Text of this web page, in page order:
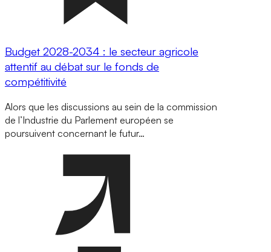
Budget 2028-2034 : le secteur agricole
attentif au débat sur le fonds de
compétitivité
Alors que les discussions au sein de la commission
de l’Industrie du Parlement européen se
poursuivent concernant le futur…